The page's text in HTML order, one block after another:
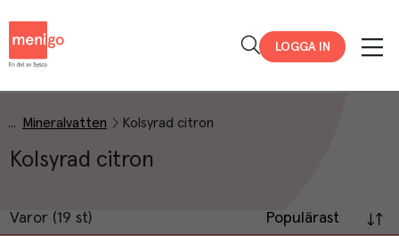
LOGGA IN
Mineralvatten Kolsyrad citron
Kolsyrad citron
Varor (19 st) Populärast